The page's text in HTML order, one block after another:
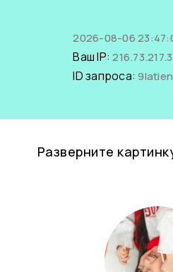
2026-08-06
Ваш IP:
ID запроса:
Разверните